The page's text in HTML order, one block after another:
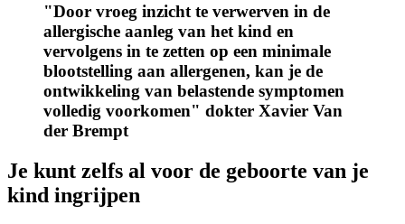
"Door vroeg inzicht te verwerven in de
allergische aanleg van het kind en
vervolgens in te zetten op een minimale
blootstelling aan allergenen, kan je de
ontwikkeling van belastende symptomen
volledig voorkomen" dokter Xavier Van
der Brempt
Je kunt zelfs al voor de geboorte van je
kind ingrijpen